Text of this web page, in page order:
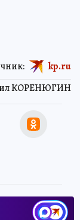
КОРЕНЮГИН
kp.ru